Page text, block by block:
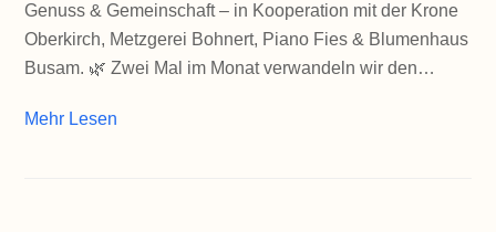
Genuss & Gemeinschaft – in Kooperation mit der Krone
Oberkirch, Metzgerei Bohnert, Piano Fies & Blumenhaus
Busam. 🌿 Zwei Mal im Monat verwandeln wir den…
Mehr Lesen